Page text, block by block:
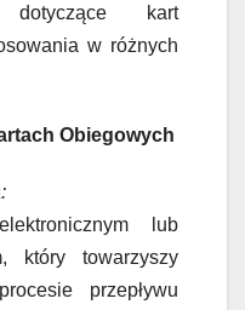
dotyczące kart
w różnych
Obiegowych
lub
który towarzyszy
przepływu